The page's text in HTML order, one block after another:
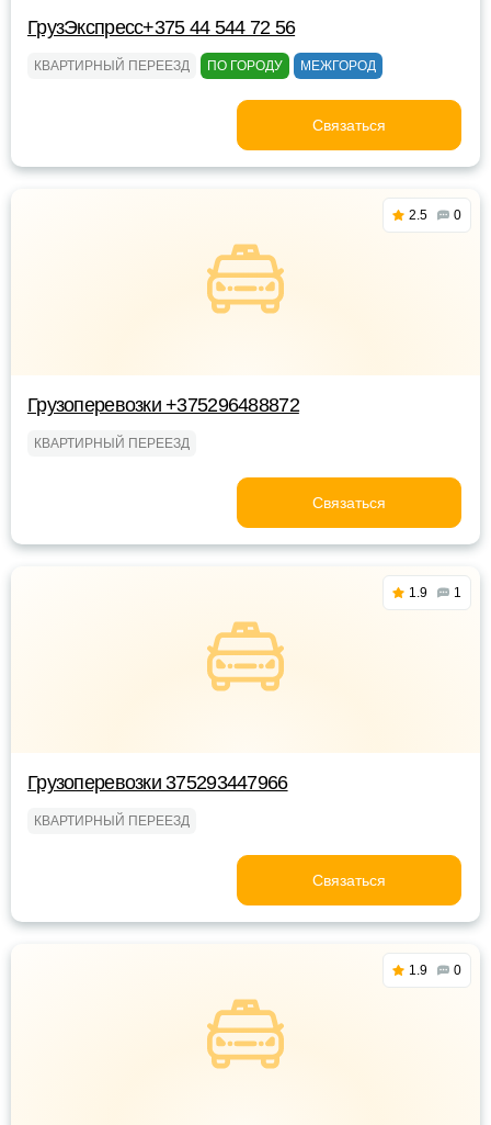
ГрузЭкспресс+375 44 544 72 56
КВАРТИРНЫЙ ПЕРЕЕЗД ПО ГОРОДУ МЕЖГОРОД
Связаться
2.5 0
Грузоперевозки +375296488872
КВАРТИРНЫЙ ПЕРЕЕЗД
Связаться
1.9 1
Грузоперевозки 375293447966
КВАРТИРНЫЙ ПЕРЕЕЗД
Связаться
1.9 0